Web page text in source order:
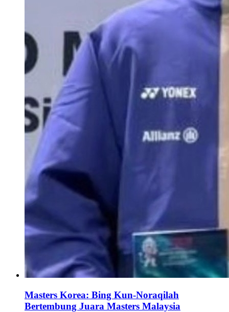
Masters Korea: Bing Kun-Noraqilah
Bertembung Juara Masters Malaysia